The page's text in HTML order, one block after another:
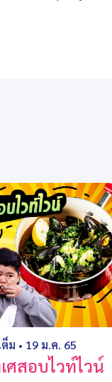
ม • 19 ม.ค. 65
ศสอบไวท์ไวน์